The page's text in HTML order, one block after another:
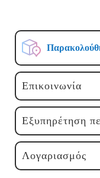
Επικοινωνία
Εξυπηρέτηση
Λογαριασμός